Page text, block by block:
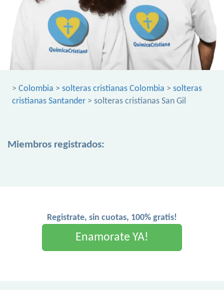
> Colombia > solteras cristianas Colombia > solteras
cristianas Santander > solteras cristianas San Gil
Miembros registrados:
Registrate, sin cuotas, 100% gratis!
Enamorate YA!